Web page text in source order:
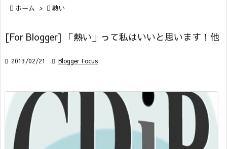
 ホーム >  熱い
[For Blogger] 「熱い」って私はいいと思います！他
 2013/02/21  Blogger Focus